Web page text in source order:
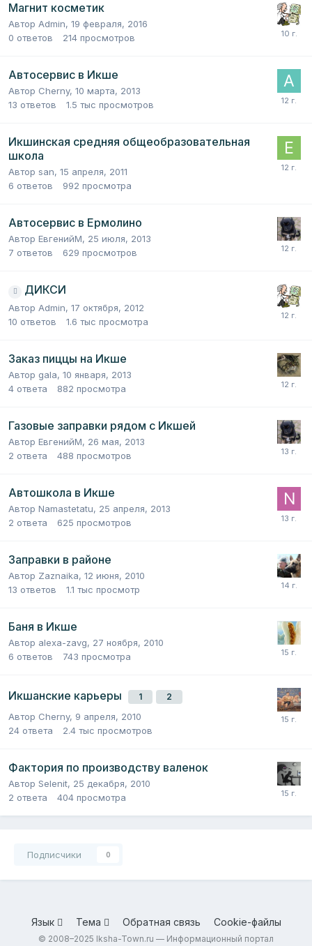
Магнит косметик
Автор Admin, 19 февраля, 2016
0 ответов 214 просмотров
Автосервис в Икше
Автор Cherny, 10 марта, 2013
13 ответов 1.5 тыс просмотров
Икшинская средняя общеобразовательная
школа
Автор san, 15 апреля, 2011
6 ответов 992 просмотра
Автосервис в Ермолино
Автор ЕвгенийМ, 25 июля, 2013
7 ответов 629 просмотров
ДИКСИ
Автор Admin, 17 октября, 2012
10 ответов 1.6 тыс просмотра
Заказ пиццы на Икше
Автор gala, 10 января, 2013
4 ответа 882 просмотра
Газовые заправки рядом с Икшей
Автор ЕвгенийМ, 26 мая, 2013
2 ответа 488 просмотров
Автошкола в Икше
Автор Namastetatu, 25 апреля, 2013
2 ответа 625 просмотров
Заправки в районе
Автор Zaznaika, 12 июня, 2010
13 ответов 1.1 тыс просмотр
Баня в Икше
Автор alexa-zavg, 27 ноября, 2010
6 ответов 743 просмотра
Икшанские карьеры 1 2
Автор Cherny, 9 апреля, 2010
24 ответа 2.4 тыс просмотров
Фактория по производству валенок
Автор Selenit, 25 декабря, 2010
2 ответа 404 просмотра
Подписчики 0
Язык Тема Обратная связь Cookie-файлы
© 2008–2025 Iksha-Town.ru — Информационный портал